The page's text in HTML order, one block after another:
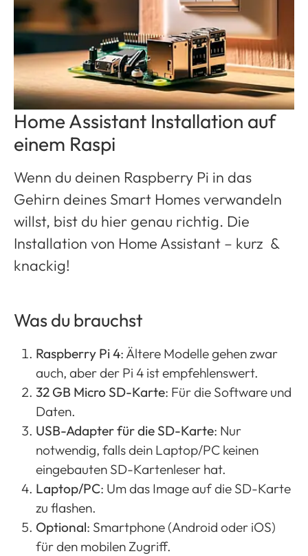
Home Assistant Installation auf
einem Raspi
Wenn du deinen Raspberry Pi in das
Gehirn deines Smart Homes verwandeln
willst, bist du hier genau richtig. Die
Installation von Home Assistant – kurz &
knackig!
Was du brauchst
Raspberry Pi 4: Ältere Modelle gehen zwar
auch, aber der Pi 4 ist empfehlenswert​​.
32 GB Micro SD-Karte: Für die Software und
Daten.
USB-Adapter für die SD-Karte: Nur
notwendig, falls dein Laptop/PC keinen
eingebauten SD-Kartenleser hat.
Laptop/PC: Um das Image auf die SD-Karte
zu flashen.
Optional: Smartphone (Android oder iOS)
für den mobilen Zugriff.